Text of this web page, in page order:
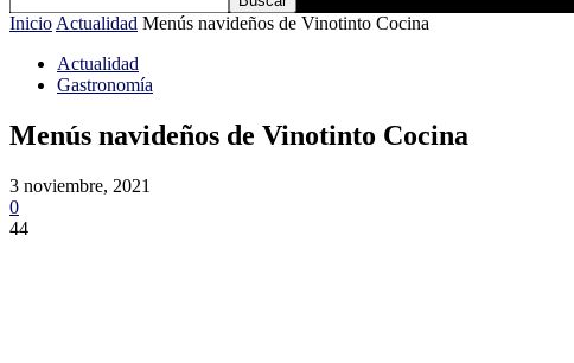
Inicio Actualidad Menús navideños de Vinotinto Cocina
Actualidad
Gastronomía
Menús navideños de Vinotinto Cocina
3 noviembre, 2021
0
44